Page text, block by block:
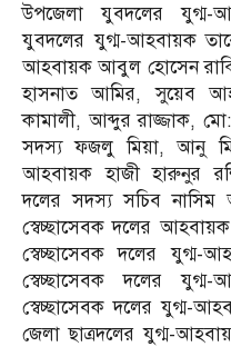
উপজেলা যুবদলের
যুবদলের যুগ্ম-আহবায়ক
আহবায়ক আবুল হোসেন
হাসনাত আমির, সুয়েব
কামালী, আব্দুর রাজ্জাক,
সদস্য ফজলু মিয়া, আনু
আহবায়ক হাজী হারুনুর
দলের সদস্য সচিব
স্বেচ্ছাসেবক দলের
স্বেচ্ছাসেবক দলের
স্বেচ্ছাসেবক দলের
স্বেচ্ছাসেবক দলের যুগ্ম-
জেলা ছাত্রদলের যুগ্ম-